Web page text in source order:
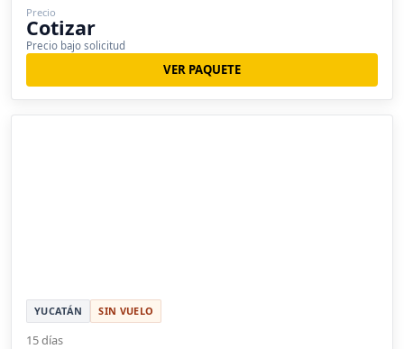
Precio
Cotizar
Precio bajo solicitud
VER PAQUETE
YUCATÁN SIN VUELO
15 días